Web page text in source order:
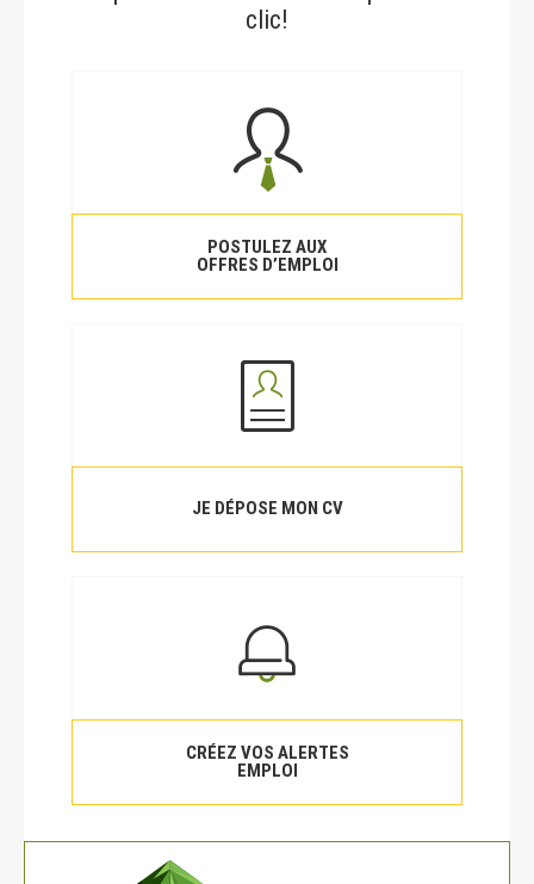
clic!
POSTULEZ AUX
OFFRES D’EMPLOI
JE DÉPOSE MON CV
CRÉEZ VOS ALERTES
EMPLOI